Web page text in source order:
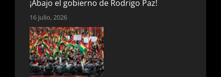
¡Abajo el gobierno de Rodrigo Paz!
16 julio, 2026